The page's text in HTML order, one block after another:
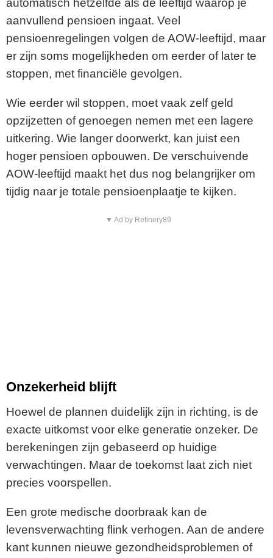
aanvullend pensioen ingaat. Veel
pensioenregelingen volgen de AOW-leeftijd, maar
er zijn soms mogelijkheden om eerder of later te
stoppen, met financiële gevolgen.
Wie eerder wil stoppen, moet vaak zelf geld
opzijzetten of genoegen nemen met een lagere
uitkering. Wie langer doorwerkt, kan juist een
hoger pensioen opbouwen. De verschuivende
AOW-leeftijd maakt het dus nog belangrijker om
tijdig naar je totale pensioenplaatje te kijken.
▼ Ad by Refinery89
Onzekerheid blijft
Hoewel de plannen duidelijk zijn in richting, is de
exacte uitkomst voor elke generatie onzeker. De
berekeningen zijn gebaseerd op huidige
verwachtingen. Maar de toekomst laat zich niet
precies voorspellen.
Een grote medische doorbraak kan de
levensverwachting flink verhogen. Aan de andere
kant kunnen nieuwe gezondheidsproblemen of